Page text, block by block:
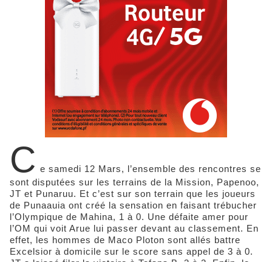
C e samedi 12 Mars, l’ensemble des rencontres se
sont disputées sur les terrains de la Mission, Papenoo,
JT et Punaruu. Et c’est sur son terrain que les joueurs
de Punaauia ont créé la sensation en faisant trébucher
l’Olympique de Mahina, 1 à 0. Une défaite amer pour
l’OM qui voit Arue lui passer devant au classement. En
effet, les hommes de Maco Ploton sont allés battre
Excelsior à domicile sur le score sans appel de 3 à 0.